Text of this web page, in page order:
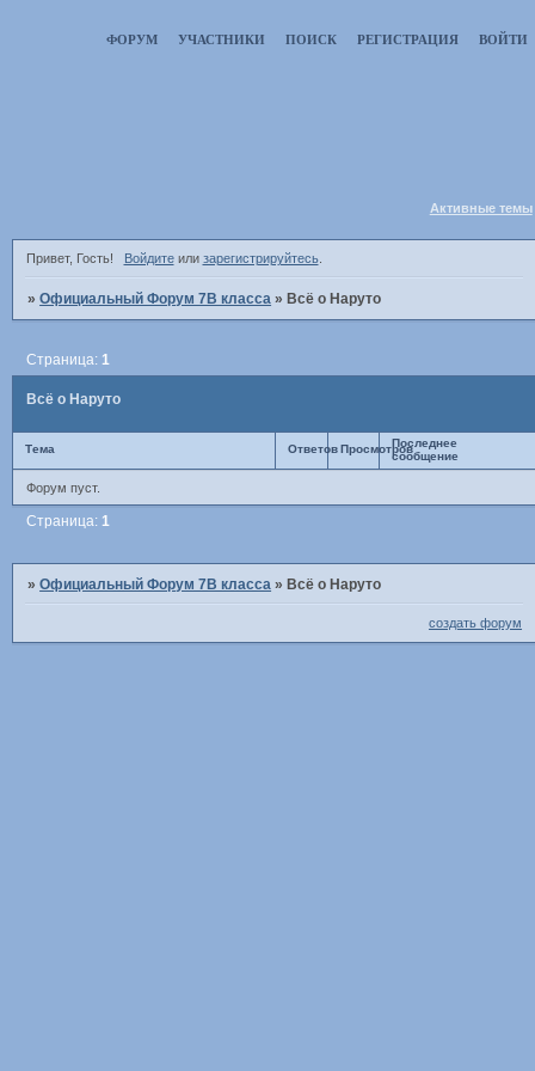
ФОРУМ УЧАСТНИКИ ПОИСК РЕГИСТРАЦИЯ ВОЙТИ
Активные темы
Привет, Гость! Войдитеили зарегистрируйтесь.
»Официальный Форум 7В класса »Всё о Наруто
Всё о Наруто
Страница:1
Тема ОтветовПросмотровПоследнее
сообщение
Форум пуст.
Страница:1
»Официальный Форум 7В класса » Всё о Наруто
создать форум